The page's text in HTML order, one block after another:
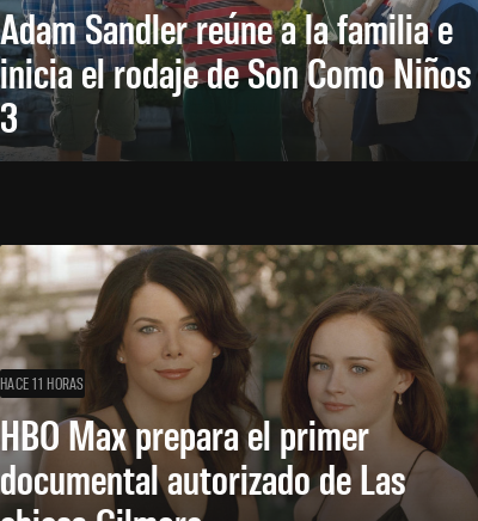
Adam Sandler reúne a la familia e
inicia el rodaje de Son Como Niños
3
HACE 11 HORAS
HBO Max prepara el primer
documental autorizado de Las